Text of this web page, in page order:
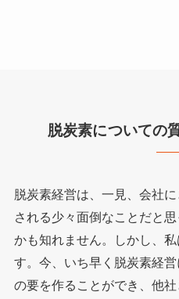
脱炭素についての
脱炭素経営は、一見、会社
される少々面倒なことだと
かも知れません。しかし、
す。今、いち早く脱炭素経
の要を作ることができ、他